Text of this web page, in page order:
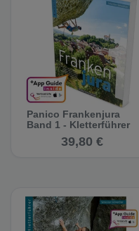
Panico Frankenjura
Band 1 - Kletterführer
39,80 €